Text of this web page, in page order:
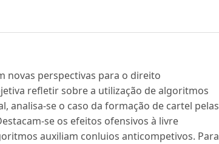
novas perspectivas para o direito
refletir sobre a utilização de algoritmos
analisa-se o caso da formação de cartel pelas
se os efeitos ofensivos à livre
auxiliam conluios anticompetivos. Para